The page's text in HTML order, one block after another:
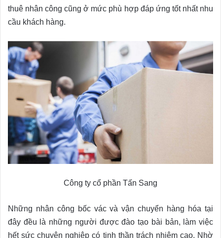
thuê nhân công cũng ở mức phù hợp đáp ứng tốt nhất nhu
cầu khách hàng.
Công ty cổ phần Tấn Sang
Những nhân công bốc vác và vận chuyển hàng hóa tại
đây đều là những người được đào tạo bài bản, làm việc
hết sức chuyên nghiệp có tinh thần trách nhiệm cao. Nhờ